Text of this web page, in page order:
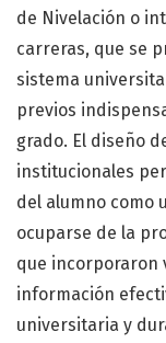
de Nivelación o
carreras, que se
sistema
previos
grado. El diseño
institucionales
del alumno como
ocuparse de la
que incorporaron
información
universitaria y